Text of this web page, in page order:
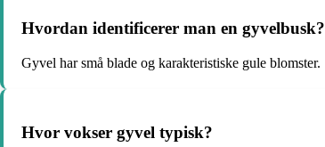
Hvordan identificerer man en gyvelbusk?
Gyvel har små blade og karakteristiske gule blomster.
Hvor vokser gyvel typisk?